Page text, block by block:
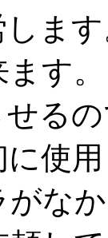
ま
ます
せる
に使
がな